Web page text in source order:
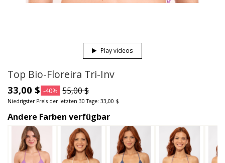
Play videos
Top Bio-Floreira Tri-Inv
33,00 $ -40% 55,00 $
Niedrigster Preis der letzten 30 Tage: 33,00 $
Andere Farben verfügbar